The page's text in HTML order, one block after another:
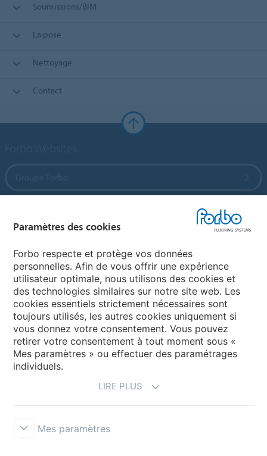
Soumissions/BIM
La pose
Nettoyage
Contact
Selectionnez un pays
Sélectionnez votre pays
Paramètres des cookies
Forbo respecte et protège vos données
personnelles. Afin de vous offrir une expérience
utilisateur optimale, nous utilisons des cookies et
des technologies similaires sur notre site web. Les
cookies essentiels strictement nécessaires sont
toujours utilisés, les autres cookies uniquement si
vous donnez votre consentement. Vous pouvez
retirer votre consentement à tout moment sous «
Mes paramètres » ou effectuer des paramétrages
individuels.
LIRE PLUS
Mes paramètres